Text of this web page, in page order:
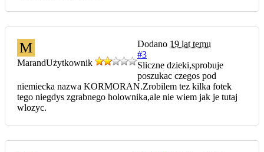
M
MarandUżytkownik
Dodano 19 lat temu
#3
Sliczne dzieki,sprobuje
poszukac czegos pod
niemiecka nazwa KORMORAN.Zrobilem tez kilka fotek
tego niegdys zgrabnego holownika,ale nie wiem jak je tutaj
wlozyc.